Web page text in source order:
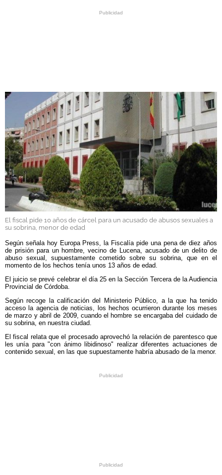
GALERÍAS
El fiscal pide 10 años de cárcel para un acusado de abusos sexuales a
su sobrina, menor de edad
Según señala hoy Europa Press, la Fiscalía pide una pena de diez años
de prisión para un hombre, vecino de Lucena, acusado de un delito de
abuso sexual, supuestamente cometido sobre su sobrina, que en el
momento de los hechos tenía unos 13 años de edad.
El juicio se prevé celebrar el día 25 en la Sección Tercera de la Audiencia
Provincial de Córdoba.
Según recoge la calificación del Ministerio Público, a la que ha tenido
acceso la agencia de noticias, los hechos ocurrieron durante los meses
de marzo y abril de 2009, cuando el hombre se encargaba del cuidado de
su sobrina, en nuestra ciudad.
El fiscal relata que el procesado aprovechó la relación de parentesco que
les unía para "con ánimo libidinoso" realizar diferentes actuaciones de
contenido sexual, en las que supuestamente habría abusado de la menor.